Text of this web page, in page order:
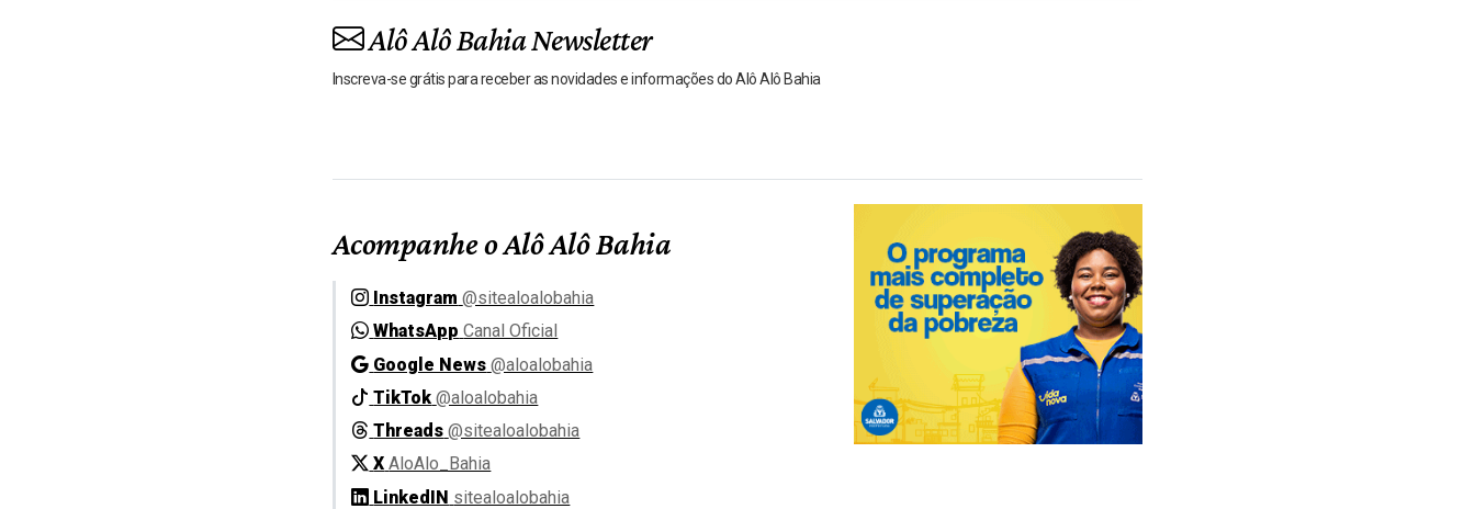
Alô Alô Bahia Newsletter
Inscreva-se grátis para receber as novidades e informações do Alô Alô Bahia
Acompanhe o Alô Alô Bahia
Instagram @sitealoalobahia
WhatsApp Canal Oficial
Google News @aloalobahia
TikTok @aloalobahia
Threads @sitealoalobahia
X AloAlo_Bahia
LinkedIN sitealoalobahia